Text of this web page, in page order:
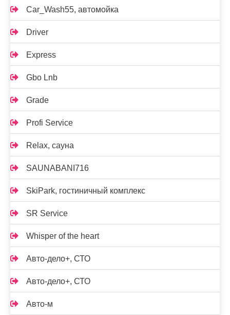
Car_Wash55, автомойка
Driver
Express
Gbo Lnb
Grade
Profi Service
Relax, сауна
SAUNABANI716
SkiPark, гостиничный комплекс
SR Service
Whisper of the heart
Авто-дело+, СТО
Авто-дело+, СТО
Авто-м